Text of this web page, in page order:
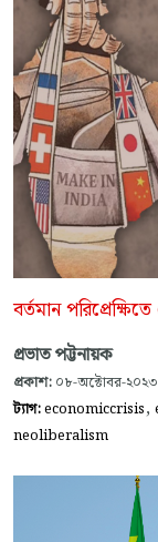
বর্তমান
প্রভাত পট্টনায়ক
প্রকাশ: ০৮-অক্টোবর-২০২৩
ট্যাগ:economiccrisis,
neoliberalism